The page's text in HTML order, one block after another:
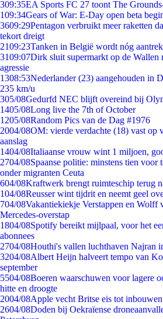
309:35EA Sports FC 27 toont The
109:34Gears of War: E-Day open beta
3609:29Pentagon verbruikt meer raketten
tekort dreigt
2109:23Tanken in België wordt nóg
3109:07Dirk sluit supermarkt op de Wallen
agressie
1308:53Nederlander (23) aangehouden in
235 km/u
305/08Gedurfd NEC blijft overeind bij
1405/08Long live the 7th of October
1205/08Random Pics van de Dag #1976
2004/08OM: vierde verdachte (18) vast op
aanslag
1404/08Italiaanse vrouw wint 1 miljoen,
2704/08Spaanse politie: minstens tien voor
onder migranten Ceuta
604/08Kraftwerk brengt ruimteschip terug
104/08Reusser wint tijdrit en neemt geel
704/08Vakantiekiekje Verstappen en Wolff
Mercedes-overstap
1804/08Spotify bereikt mijlpaal, voor het
abonnees
2704/08Houthi's vallen luchthaven Najran
3204/08Albert Heijn halveert tempo van
september
5504/08Boeren waarschuwen voor lagere
hitte en droogte
2004/08Apple vecht Britse eis tot
2604/08Doden bij Oekraïense